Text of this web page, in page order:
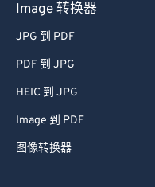
Image 转换器
JPG 到 PDF
PDF 到 JPG
HEIC 到 JPG
Image 到 PDF
图像转换器